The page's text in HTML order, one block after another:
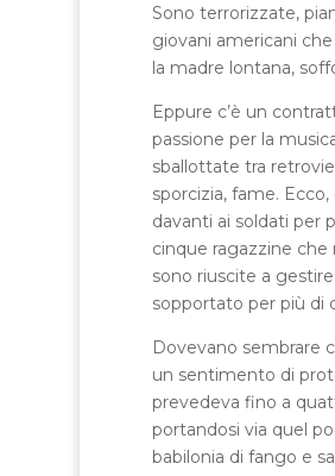
Sono terrorizzate,
giovani americani
la madre lontana,
Eppure c’è un
passione per la
sballottate tra
sporcizia, fame.
davanti ai soldati per
cinque ragazzine
sono riuscite a
sopportato per più di
Dovevano sembrare
un sentimento di
prevedeva fino a
portandosi via quel
babilonia di fango e